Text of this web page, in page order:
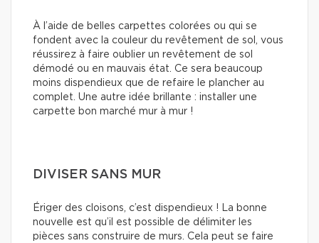
À l’aide de belles carpettes colorées ou qui se
fondent avec la couleur du revêtement de sol, vous
réussirez à faire oublier un revêtement de sol
démodé ou en mauvais état. Ce sera beaucoup
moins dispendieux que de refaire le plancher au
complet. Une autre idée brillante : installer une
carpette bon marché mur à mur !
DIVISER SANS MUR
Ériger des cloisons, c’est dispendieux ! La bonne
nouvelle est qu’il est possible de délimiter les
pièces sans construire de murs. Cela peut se faire